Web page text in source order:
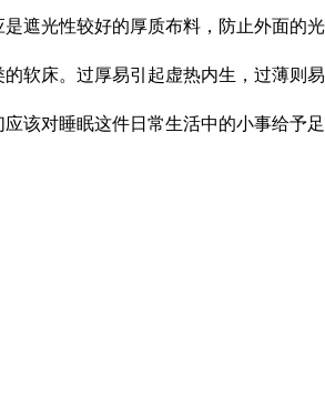
光性较好的厚质布料，防止外面的
软床。过厚易引起虚热内生，过薄则
该对睡眠这件日常生活中的小事给予